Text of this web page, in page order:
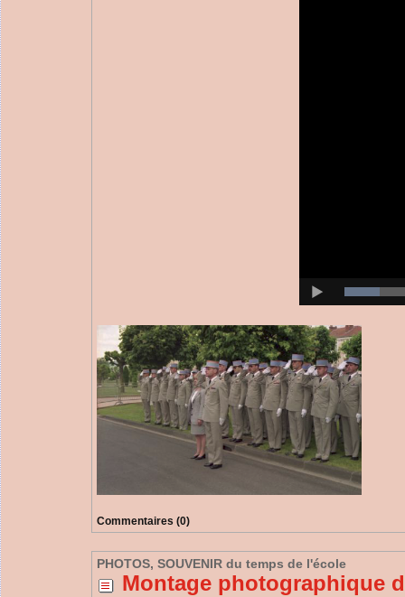
Commentaires (0)
PHOTOS, SOUVENIR du temps de l'école
Montage photographique